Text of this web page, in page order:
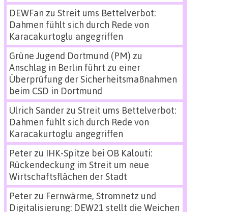
DEWFan zu Streit ums Bettelverbot:
Dahmen fühlt sich durch Rede von
Karacakurtoglu angegriffen
Grüne Jugend Dortmund (PM) zu
Anschlag in Berlin führt zu einer
Überprüfung der Sicherheitsmaßnahmen
beim CSD in Dortmund
Ulrich Sanderzu Streit ums Bettelverbot:
Dahmen fühlt sich durch Rede von
Karacakurtoglu angegriffen
Peterzu IHK-Spitze bei OB Kalouti:
Rückendeckung im Streit um neue
Wirtschaftsflächen der Stadt
Peterzu Fernwärme, Stromnetz und
Digitalisierung: DEW21 stellt die Weichen